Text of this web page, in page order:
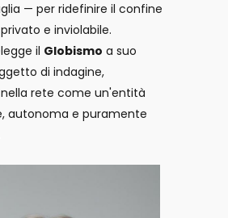
— per ridefinire il confine
e inviolabile.
il Globismo a suo
di indagine,
rete come un'entità
autonoma e puramente